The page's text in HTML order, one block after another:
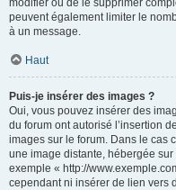
modifier ou de le supprimer
peuvent également limiter le
à un message.
Haut
Puis-je insérer des images ?
Oui, vous pouvez insérer des
du forum ont autorisé l’insertion
images sur le forum. Dans le cas
une image distante, hébergée
exemple « http://
cependant ni insérer de lien vers